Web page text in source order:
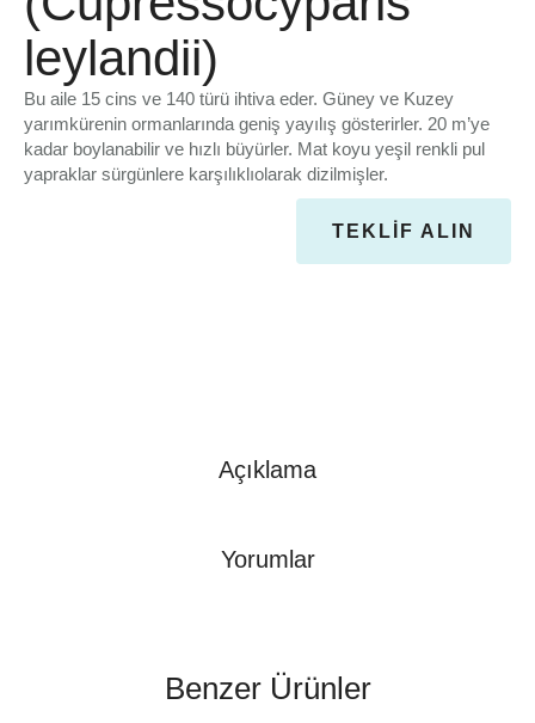
leylandii)
Bu aile 15 cins ve 140 türü ihtiva eder. Güney ve Kuzey
yarımkürenin ormanlarında geniş yayılış gösterirler. 20 m’ye
kadar boylanabilir ve hızlı büyürler. Mat koyu yeşil renkli pul
yapraklar sürgünlere karşılıklıolarak dizilmişler.
TEKLIF ALIN
Açıklama
Yorumlar
Benzer Ürünler